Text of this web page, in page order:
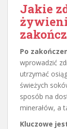
Jakie
Po
wprowadzić
utrzymać
świeżych
sposób na
minerałów, a
Kluczowe